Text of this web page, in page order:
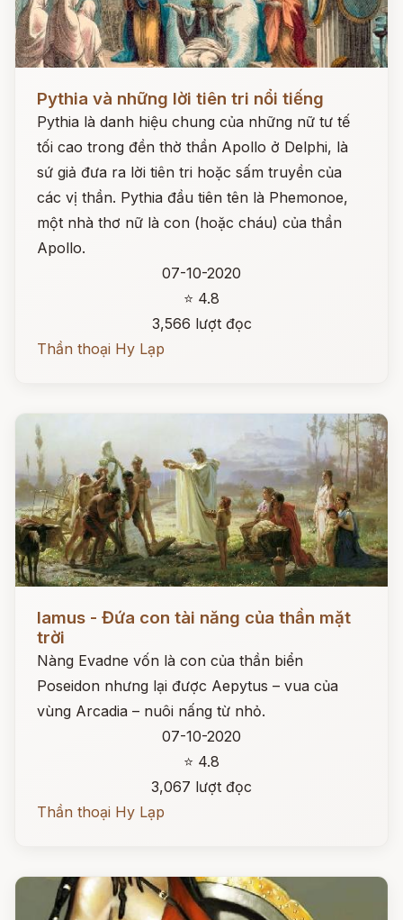
Pythia và những lời tiên tri nổi tiếng
Pythia là danh hiệu chung của những nữ tư tế
tối cao trong đền thờ thần Apollo ở Delphi, là
sứ giả đưa ra lời tiên tri hoặc sấm truyền của
các vị thần. Pythia đầu tiên tên là Phemonoe,
một nhà thơ nữ là con (hoặc cháu) của thần
Apollo.
07-10-2020
⭐ 4.8
3,566 lượt đọc
Thần thoại Hy Lạp
Iamus - Đứa con tài năng của thần mặt
trời
Nàng Evadne vốn là con của thần biển
Poseidon nhưng lại được Aepytus – vua của
vùng Arcadia – nuôi nấng từ nhỏ.
07-10-2020
⭐ 4.8
3,067 lượt đọc
Thần thoại Hy Lạp